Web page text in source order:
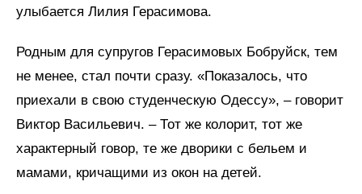
улыбается Лилия Герасимова.
Родным для супругов Герасимовых Бобруйск, тем
не менее, стал почти сразу. «Показалось, что
приехали в свою студенческую Одессу», – говорит
Виктор Васильевич. – Тот же колорит, тот же
характерный говор, те же дворики с бельем и
мамами, кричащими из окон на детей.